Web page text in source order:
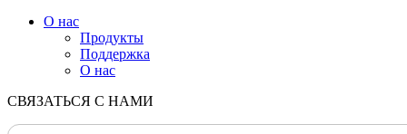
О нас
Продукты
Поддержка
О нас
СВЯЗАТЬСЯ С НАМИ